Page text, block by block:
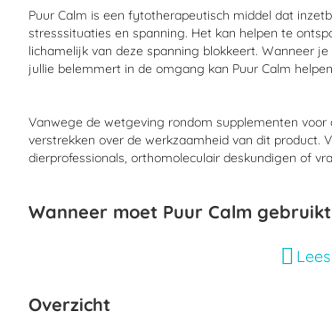
Puur Calm is een fytotherapeutisch middel dat
stresssituaties en spanning. Het kan helpen te
lichamelijk van deze spanning blokkeert. Wanneer je
jullie belemmert in de omgang kan Puur Calm
Vanwege de wetgeving rondom supplementen
verstrekken over de werkzaamheid van dit product.
dierprofessionals, orthomoleculair deskundigen of
Wanneer moet Puur Calm
is in te zetten bij acute stresssituaties
Vervoer, wedstrijden
Overzicht